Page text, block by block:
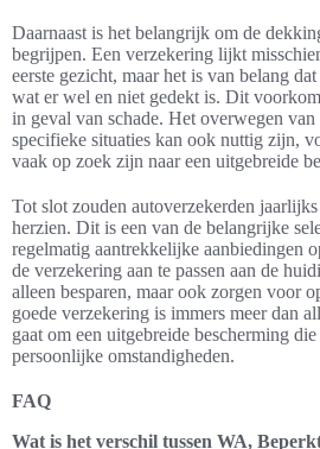
Daarnaast is het belangrijk om de
begrijpen. Een verzekering lijkt
eerste gezicht, maar het is van belang
wat er wel en niet gedekt is. Dit
in geval van schade. Het overwegen
specifieke situaties kan ook nuttig zijn,
vaak op zoek zijn naar een uitgebreide
Tot slot zouden autoverzekerden
herzien. Dit is een van de belangrijke
regelmatig aantrekkelijke aanbiedingen
de verzekering aan te passen aan de
alleen besparen, maar ook zorgen voor
goede verzekering is immers meer dan
gaat om een uitgebreide bescherming
persoonlijke omstandigheden.
FAQ
Wat is het verschil tussen WA,